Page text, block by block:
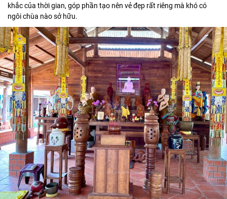
khắc của thời gian, góp phần tạo nên vẻ đẹp rất riêng mà khó có
ngôi chùa nào sở hữu.